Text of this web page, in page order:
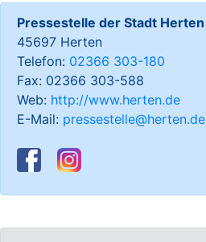
Pressestelle der Stadt Herten
45697 Herten
Telefon: 02366 303-180
Fax: 02366 303-588
Web: http://www.herten.de
E-Mail: pressestelle@herten.de